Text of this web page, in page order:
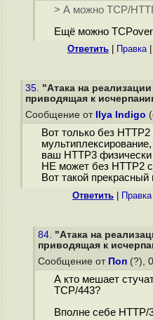
> А можно TCP/
Ещё можно
Ответить Правка|
35. "Атака на реализации
приводящая к
Сообщение от Ilya Indigo
Вот только без
ваш HTTP3
НЕ может без HTTP2
Вот такой прекрасный
Ответить Правка
84. "Атака на
приводящая к
Сообщение от Поп (?),
А кто мешает
TCP/443?
Вполне себе HTTP/